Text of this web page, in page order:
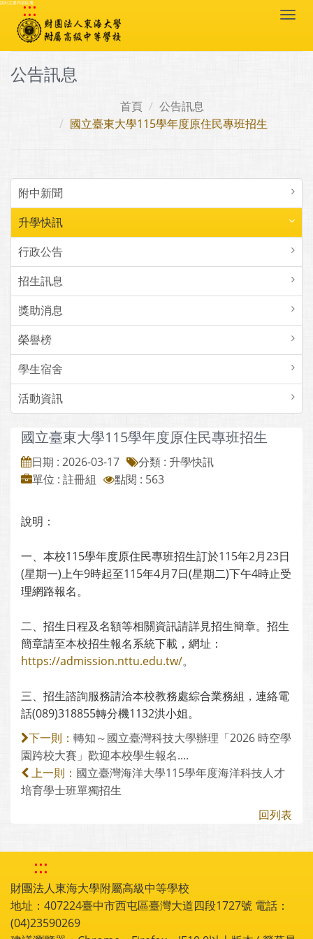
跳到主要內容區塊
:::
公告訊息
首頁
公告訊息
國立臺東大學115學年度原住民專班招生
附中新聞
升學快訊
行政公告
招生訊息
獎助消息
榮譽榜
學生宿舍
活動資訊
國立臺東大學115學年度原住民專班招生
日期 : 2026-03-17
分類 : 升學快訊
單位 : 註冊組
點閱 : 563
說明：
一、本校115學年度原住民專班招生訂於115年2月23日
(星期一)上午9時起至115年4月7日(星期二)下午4時止受
理網路報名。
二、招生日程及名額等相關資訊請詳見招生簡章。招生
簡章請至本校招生報名系統下載，網址：
https://admission.nttu.edu.tw/。
三、招生諮詢服務請洽本校教務處綜合業務組，連絡電
話(089)318855轉分機1132洪小姐。
下一則： 轉知～國立臺灣科技大學辦理「2026 時空學
園跨校大賽」歡迎本校學生報名....
上一則： 國立臺灣海洋大學115學年度海洋科技人才
培育學士班單獨招生
回列表
:::
財團法人東海大學附屬高級中等學校
地址：407224臺中市西屯區臺灣大道四段1727號 電話：
(04)23590269